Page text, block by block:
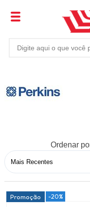
Ordenar
Promoção -20%